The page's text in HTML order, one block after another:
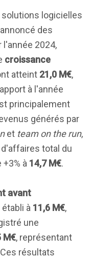
logicielles
des
2024,
croissance
atteint 21,0 M€,
à l'année
principalement
générés par
et team on the run,
total du
à 14,7 M€.
avant
à 11,6 M€,
une
M€, représentant
résultats